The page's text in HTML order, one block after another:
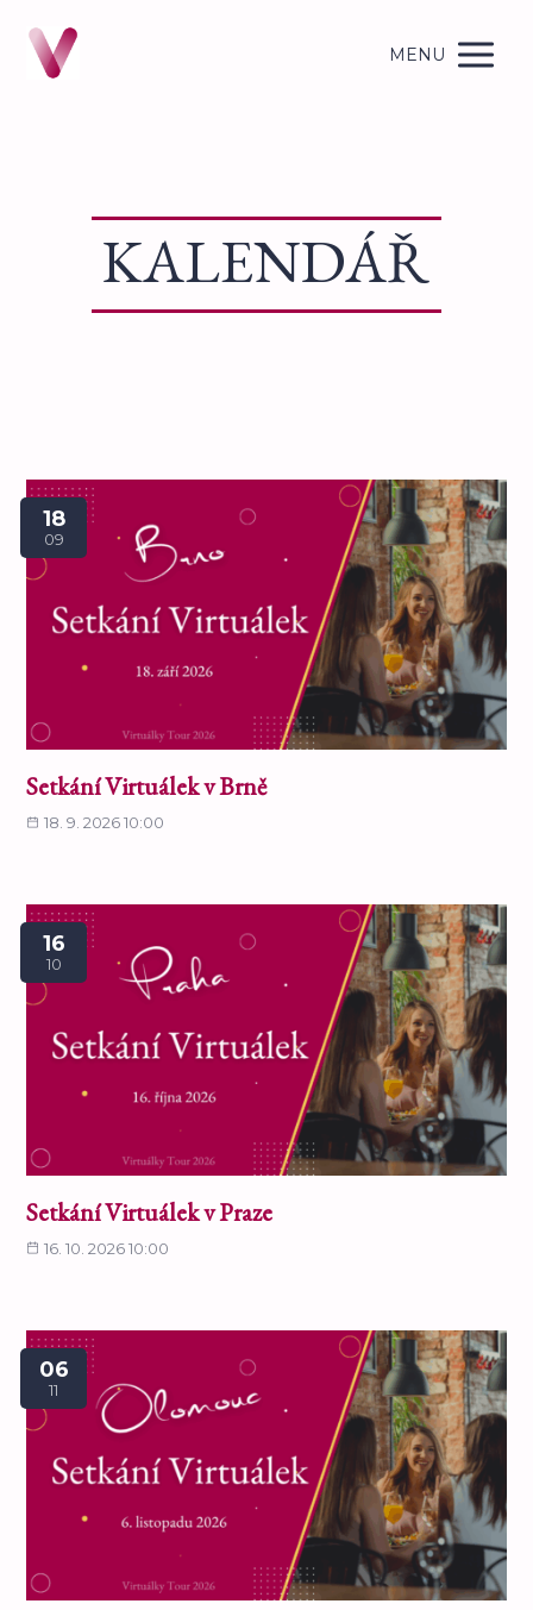
MENU
KALENDÁŘ
18
09
Setkání Virtuálek v Brně
18. 9. 2026 10:00
16
10
Setkání Virtuálek v Praze
16. 10. 2026 10:00
06
11